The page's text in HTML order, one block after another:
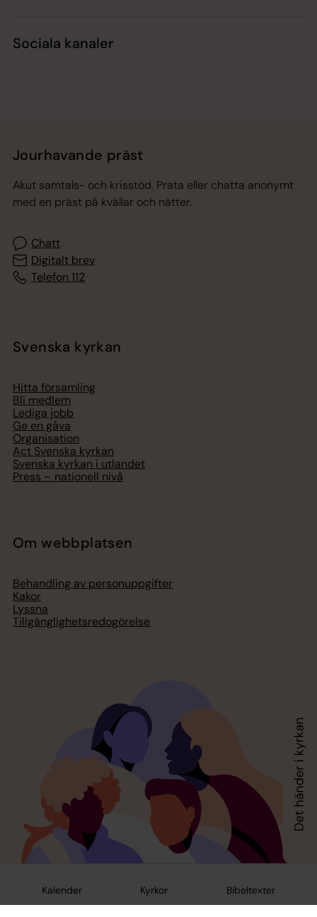
Kalender Kyrkor Bibeltexter
Sociala kanaler
Jourhavande präst
Akut samtals- och krisstöd. Prata eller chatta anonymt
med en präst på kvällar och nätter.
Chatt
Digitalt brev
Telefon 112
Svenska kyrkan
Hitta församling
Bli medlem
Lediga jobb
Ge en gåva
Organisation
Act Svenska kyrkan
Svenska kyrkan i utlandet
Press – nationell nivå
Om webbplatsen
Behandling av personuppgifter
Kakor
Lyssna
Tillgänglighetsredogörelse